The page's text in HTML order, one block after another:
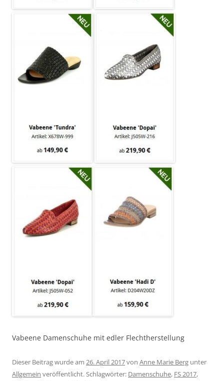
Vabeene Damenschuhe mit edler Flechtherstellung
Dieser Beitrag wurde am 26. April 2017von Anne Marie Berg unter
Allgemein veröffentlicht. Schlagwörter: Damenschuhe, FS 2017,